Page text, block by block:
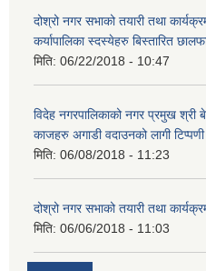
दोश्रो नगर सभाको तयारी तथा
कर्यापालिका स्दस्येहरु बिस्तारित
मिति: 06/22/2018 - 10:47
विदेह नगरपालिकाको नगर प्रमुख श्री
काजहरु अगाडी वदाउनको लागी
मिति: 06/08/2018 - 11:23
दोश्रो नगर सभाको तयारी तथा
मिति: 06/06/2018 - 11:03